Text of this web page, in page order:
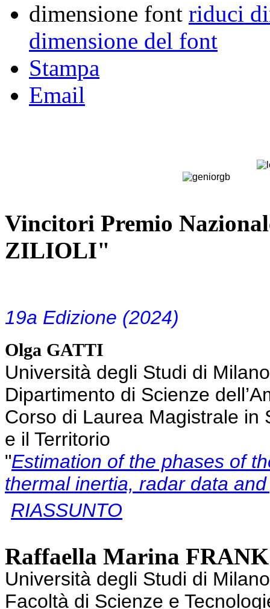
dimensione font riduci
dimensione del font
Stampa
Email
Vincitori Premio
ZILIOLI"
19a Edizione (2024)
Olga GATTI
Università degli Studi di
Dipartimento di Scienze
Corso di Laurea Magistrale in
e il Territorio
"Estimation of the phases of
thermal inertia, radar data
RIASSUNTO
Raffaella Marina FRANK
Università degli Studi di
Facoltà di Scienze e